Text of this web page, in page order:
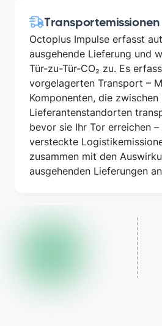
Transportemissionen
Octoplus Impulse erfasst
ausgehende Lieferung und
Tür-zu-Tür-CO₂ zu. Es
vorgelagerten Transport –
Komponenten, die zwischen
Lieferantenstandorten
bevor sie Ihr Tor erreichen
versteckte
zusammen mit den
ausgehenden Lieferungen